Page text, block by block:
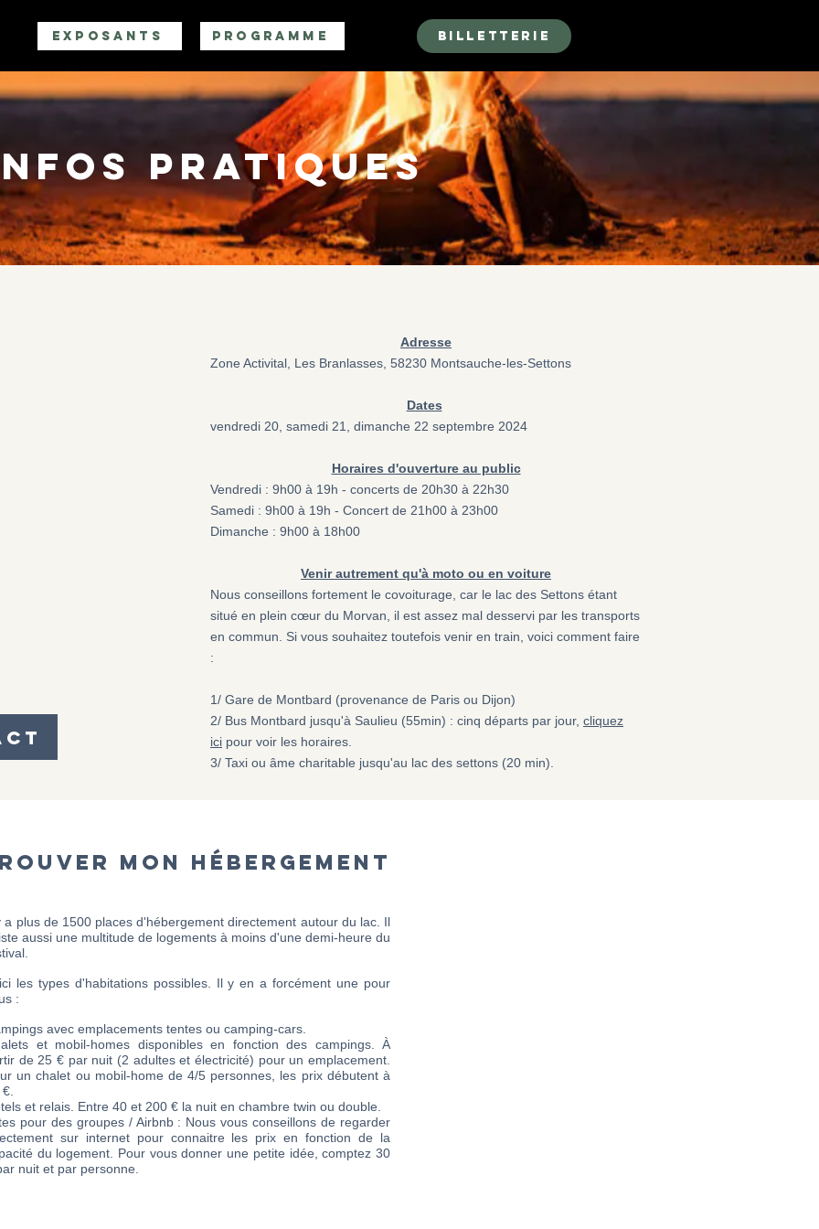
EXPOSANTS PROGRAMME Billetterie
PRATIQUES
Adresse
Zone Activital, Les Branlasses, 58230 Montsauche-les-Settons
Dates
vendredi 20, samedi 21, dimanche 22 septembre 2024
Horaires d'ouverture au public
Vendredi : 9h00 à 19h - concerts de 20h30 à 22h30
Samedi : 9h00 à 19h - Concert de 21h00 à 23h00
Dimanche : 9h00 à 18h00
​Venir autrement qu'à moto ou en voiture
Nous conseillons fortement le covoiturage, car le lac des Settons étant
situé en plein cœur du Morvan, il est assez mal desservi par les transports
en commun. Si vous souhaitez toutefois venir en train, voici comment faire
:
1/ Gare de Montbard (provenance de Paris ou Dijon)
2/ Bus Montbard jusqu'à Saulieu (55min) : cinq départs par jour, cliquez
ici pour voir les horaires.
3/ Taxi ou âme charitable jusqu'au lac des settons (20 min).
MON HÉBERGEMENT
a plus de 1500 places d'hébergement directement autour du lac. Il
aussi une multitude de logements à moins d'une demi-heure du
les types d'habitations possibles. Il y en a forcément une pour
:
avec emplacements tentes ou camping-cars.
et mobil-homes disponibles en fonction des campings. À
de 25 € par nuit (2 adultes et électricité) pour un emplacement.
un chalet ou mobil-home de 4/5 personnes, les prix débutent à
et relais. Entre 40 et 200 € la nuit en chambre twin ou double.
pour des groupes / Airbnb : Nous vous conseillons de regarder
sur internet pour connaitre les prix en fonction de la
du logement. Pour vous donner une petite idée, comptez 30
nuit et par personne.